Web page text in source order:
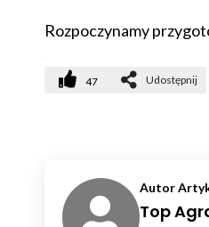
Rozpoczynamy
47 Udostępnij
Autor
Top